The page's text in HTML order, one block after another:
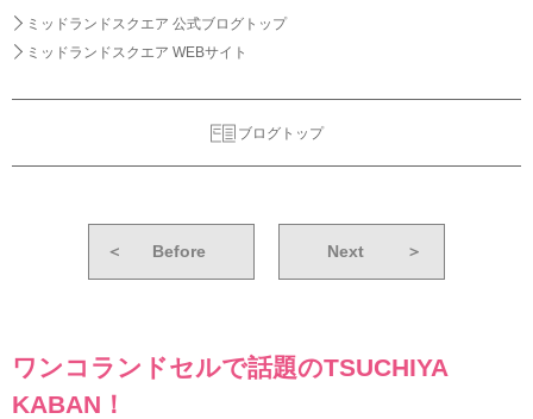
ミッドランドスクエア 公式ブログトップ
ミッドランドスクエア WEBサイト
ブログトップ
＜ Before Next ＞
ワンコランドセルで話題のTSUCHIYA
KABAN！